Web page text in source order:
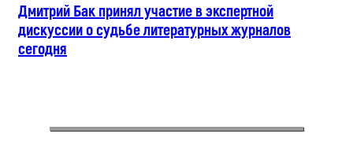
Дмитрий Бак принял участие в экспертной
дискуссии о судьбе литературных журналов
сегодня